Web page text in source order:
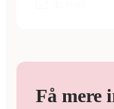
Få mere